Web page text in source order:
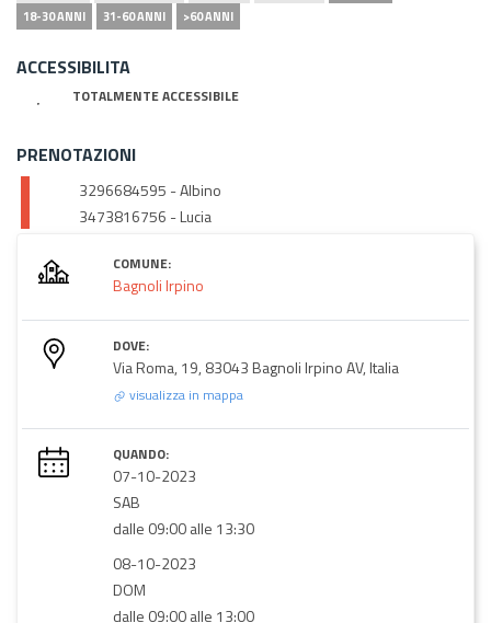
18-30 ANNI
31-60 ANNI >60 ANNI
ACCESSIBILITA
TOTALMENTE ACCESSIBILE
PRENOTAZIONI
3296684595 - Albino
3473816756 - Lucia
COMUNE:
Bagnoli Irpino
DOVE:
Via Roma, 19, 83043 Bagnoli Irpino AV, Italia
visualizza in mappa
QUANDO:
07-10-2023
SAB
dalle 09:00 alle 13:30
08-10-2023
DOM
dalle 09:00 alle 13:00